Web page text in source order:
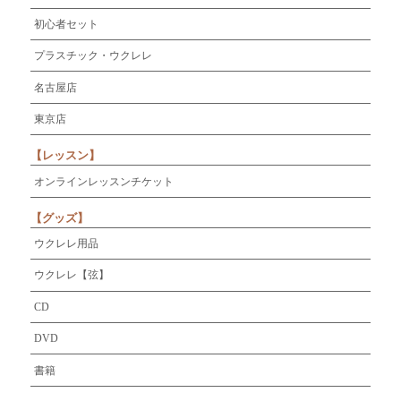
初心者セット
プラスチック・ウクレレ
名古屋店
東京店
【レッスン】
オンラインレッスンチケット
【グッズ】
ウクレレ用品
ウクレレ【弦】
CD
DVD
書籍